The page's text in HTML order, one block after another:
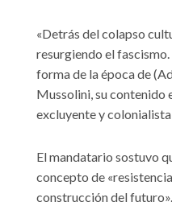
«Detrás del colapso
resurgiendo el
forma de la época de
Mussolini, su contenido
excluyente y
El mandatario sostuvo
concepto de
construcción del futuro».